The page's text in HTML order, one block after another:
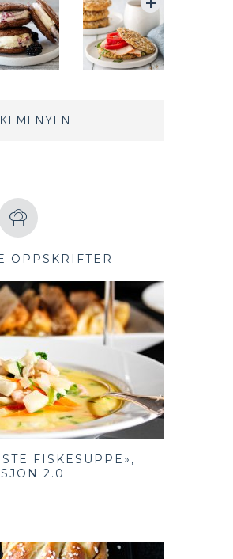
OPPSKRIFTER
FISKESUPPE»,
2.0